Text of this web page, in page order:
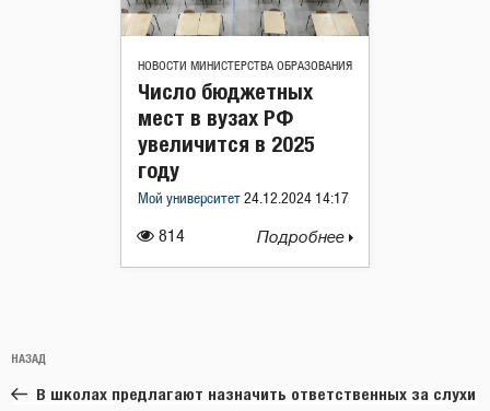
НОВОСТИ МИНИСТЕРСТВА ОБРАЗОВАНИЯ
814
Число бюджетных
мест в вузах РФ
увеличится в 2025
году
Мой университет 24.12.2024 14:17
Подробнее
по
записям
Предыдущая
запись:
НАЗАД
В школах предлагают назначить ответственных за слухи